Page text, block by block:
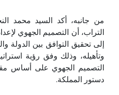
من جانبه، أكد السيد محمد
التراب، أن التصميم الجهوي
إلى تحقيق التوافق بين الدولة
وتأهيله، وذلك وفق رؤية
التصميم الجهوي على أساس
دستور المملكة.